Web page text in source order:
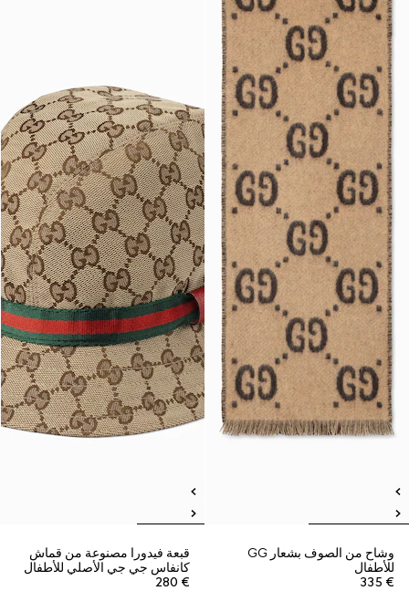
وشاح من الصوف بشعار GG
للأطفال
€ 335
قبعة فيدورا مصنوعة من قماش
كانفاس جي جي الأصلي للأطفال
€ 280